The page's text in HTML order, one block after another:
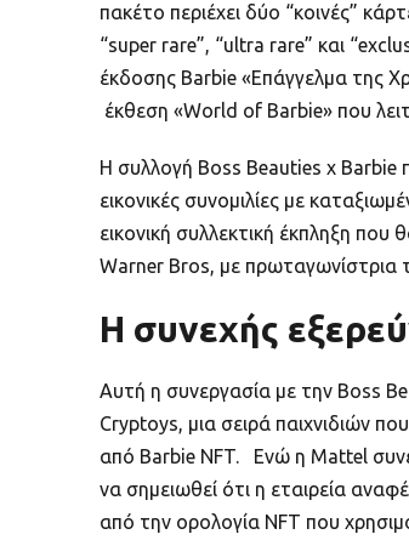
πακέτο περιέχει δύο “κοινές”
“super rare”, “ultra rare” και
έκδοσης Barbie «Επάγγελμα της
έκθεση «World of Barbie» που
Η συλλογή Boss Beauties x Barbie
εικονικές συνομιλίες με
εικονική συλλεκτική έκπληξη που
Warner Bros, με πρωταγωνίστρια
Η συνεχής
Αυτή η συνεργασία με την Boss
Cryptoys, μια σειρά παιχνιδιών
από Barbie NFT. Ενώ η Mattel
να σημειωθεί ότι η εταιρεία
από την ορολογία NFT που